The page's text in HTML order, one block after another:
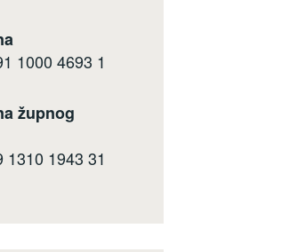
1000 4693 1
župnog
1310 1943 31